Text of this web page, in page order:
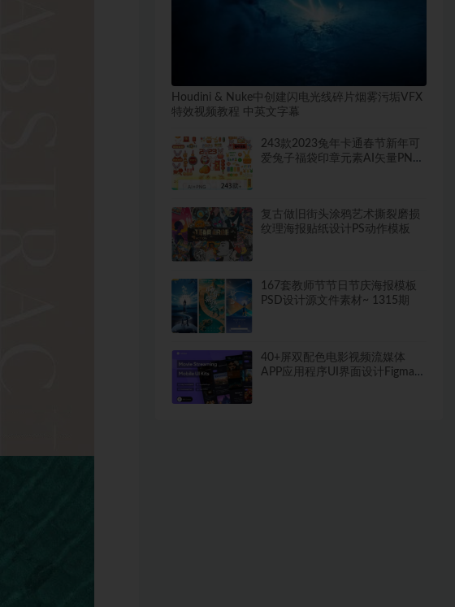
Houdini & Nuke中创建闪电光线碎片烟雾污垢VFX
特效视频教程 中英文字幕
243款2023兔年卡通春节新年可
爱兔子福袋印章元素AI矢量PNG
复古做旧街头涂鸦艺术撕裂磨损
纹理海报贴纸设计PS动作模板
167套教师节节日节庆海报模板
PSD设计源文件素材~ 1315期
40+屏双配色电影视频流媒体
APP应用程序UI界面设计Figma模